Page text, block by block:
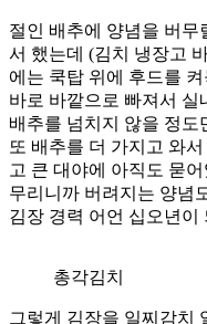
절인 배추에 양념을 버
서 했는데 (김치 냉장고
에는 쿡탑 위에 후드를
바로 바깥으로 빠져서 실
배추를 넘치지 않을 정도
또 배추를 더 가지고 와
고 큰 대야에 아직도 묻
무리니까 버려지는 양념
김장 경력 어언 십오년이
총각김치
그렇게 김장을 일찌감치